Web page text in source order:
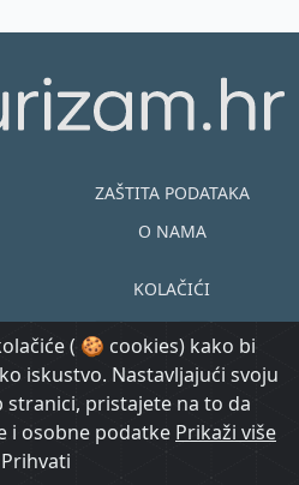
( 🍪 cookies) kako bi
iskustvo. Nastavljajući svoju
stranici, pristajete na to da
i osobne podatke Prikaži više
Prihvati
ZAŠTITA PODATAKA
O NAMA
KOLAČIĆI
EN HR
by
Code
Prijavi se